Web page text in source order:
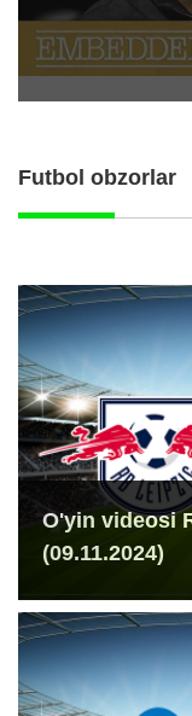
Futbol obzorlar
O'yin videosi
(09.11.2024)